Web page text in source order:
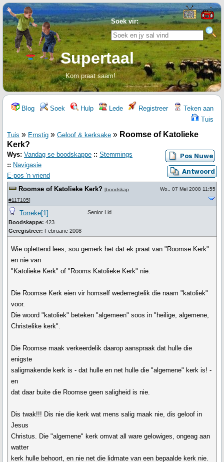
Soek vir:
Supertaal
Kom praat saam!
Blog Soek Hulp Lede Registreer
Teken aan
Tuis
Tuis » Ernstig » Geloof & kerksake » Roomse of Katolieke
Kerk?
Wys: Vandag se boodskappe :: Stemmings
:: Navigasie
E-pos 'n vriend
Roomse of Katolieke Kerk? [boodskap
#117105]
Wo., 07 Mei 2008 11:55
Torreke[1]
Boodskappe: 423
Geregistreer: Februarie 2008
Senior Lid
Wie oplettend lees, sou gemerk het dat ek praat van "Roomse Kerk"
en nie van
"Katolieke Kerk" of "Rooms Katolieke Kerk" nie.
Die Roomse Kerk eien vir homself wederregtelik die naam "katoliek"
voor.
Die woord "katoliek" beteken "algemeen" soos in "heilige, algemene,
Christelike kerk".
Die Roomse maak verkeerdelik daarop aanspraak dat hulle die
enigste
saligmakende kerk is - dat hulle en net hulle die "algemene" kerk is! -
en
dat daar buite die Roomse geen saligheid is nie.
Dis twak!!! Dis nie die kerk wat mens salig maak nie, dis geloof in
Jesus
Christus. Die "algemene" kerk omvat all ware gelowiges, ongeag aan
watter
kerk hulle behoort, en nie net die lidmate van een bepaalde kerk nie.